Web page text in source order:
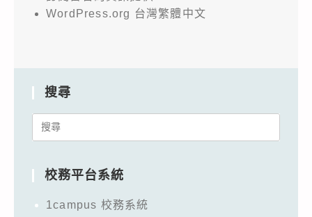
WordPress.org 台灣繁體中文
搜尋
Search
校務平台系統
1campus 校務系統